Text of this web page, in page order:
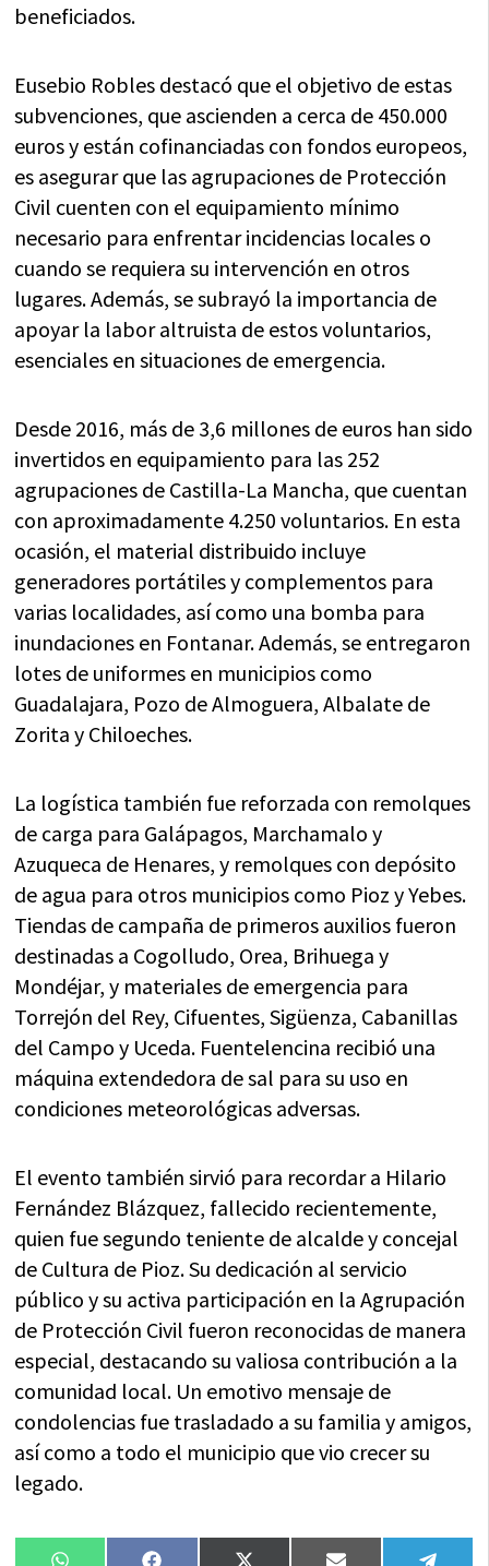
beneficiados.
Eusebio Robles destacó que el objetivo de estas
subvenciones, que ascienden a cerca de 450.000
euros y están cofinanciadas con fondos europeos,
es asegurar que las agrupaciones de Protección
Civil cuenten con el equipamiento mínimo
necesario para enfrentar incidencias locales o
cuando se requiera su intervención en otros
lugares. Además, se subrayó la importancia de
apoyar la labor altruista de estos voluntarios,
esenciales en situaciones de emergencia.
Desde 2016, más de 3,6 millones de euros han sido
invertidos en equipamiento para las 252
agrupaciones de Castilla-La Mancha, que cuentan
con aproximadamente 4.250 voluntarios. En esta
ocasión, el material distribuido incluye
generadores portátiles y complementos para
varias localidades, así como una bomba para
inundaciones en Fontanar. Además, se entregaron
lotes de uniformes en municipios como
Guadalajara, Pozo de Almoguera, Albalate de
Zorita y Chiloeches.
La logística también fue reforzada con remolques
de carga para Galápagos, Marchamalo y
Azuqueca de Henares, y remolques con depósito
de agua para otros municipios como Pioz y Yebes.
Tiendas de campaña de primeros auxilios fueron
destinadas a Cogolludo, Orea, Brihuega y
Mondéjar, y materiales de emergencia para
Torrejón del Rey, Cifuentes, Sigüenza, Cabanillas
del Campo y Uceda. Fuentelencina recibió una
máquina extendedora de sal para su uso en
condiciones meteorológicas adversas.
El evento también sirvió para recordar a Hilario
Fernández Blázquez, fallecido recientemente,
quien fue segundo teniente de alcalde y concejal
de Cultura de Pioz. Su dedicación al servicio
público y su activa participación en la Agrupación
de Protección Civil fueron reconocidas de manera
especial, destacando su valiosa contribución a la
comunidad local. Un emotivo mensaje de
condolencias fue trasladado a su familia y amigos,
así como a todo el municipio que vio crecer su
legado.